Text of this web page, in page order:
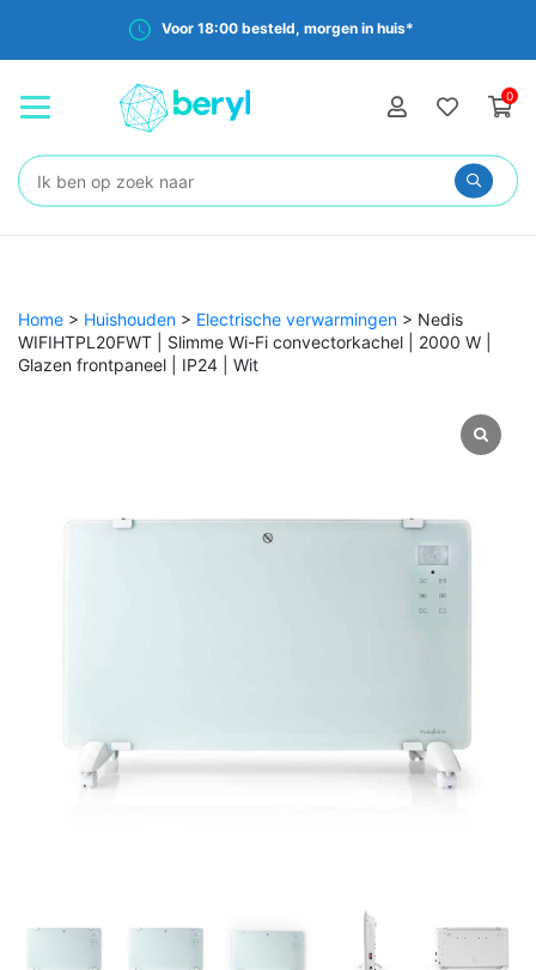
Voor 18:00 besteld, morgen in huis*
0
Zoeken:
Home > Huishouden > Electrische verwarmingen > Nedis
WIFIHTPL20FWT | Slimme Wi-Fi convectorkachel | 2000 W |
Glazen frontpaneel | IP24 | Wit